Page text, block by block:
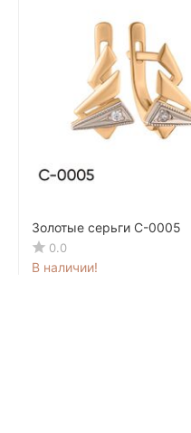
Золотые серьги C-0005
0.0
В наличии!